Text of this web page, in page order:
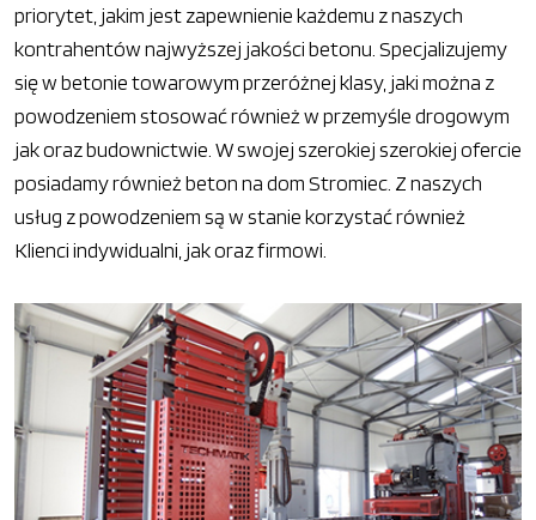
priorytet, jakim jest zapewnienie każdemu z naszych
kontrahentów najwyższej jakości betonu. Specjalizujemy
się w betonie towarowym przeróżnej klasy, jaki można z
powodzeniem stosować również w przemyśle drogowym
jak oraz budownictwie. W swojej szerokiej szerokiej ofercie
posiadamy również beton na dom Stromiec. Z naszych
usług z powodzeniem są w stanie korzystać również
Klienci indywidualni, jak oraz firmowi.